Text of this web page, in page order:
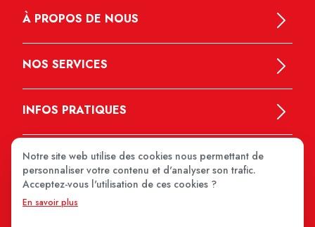
À PROPOS DE NOUS
NOS SERVICES
INFOS PRATIQUES
Notre site web utilise des cookies nous permettant de
personnaliser votre contenu et d'analyser son trafic.
Acceptez-vous l'utilisation de ces cookies ?
En savoir plus